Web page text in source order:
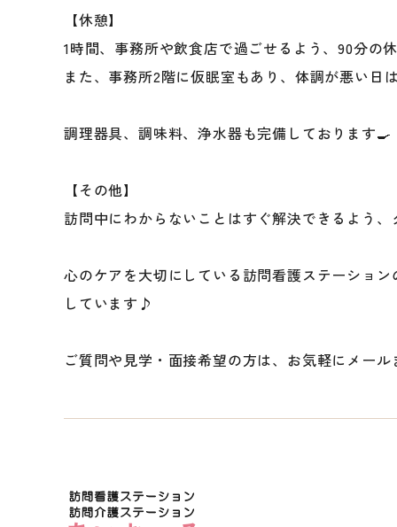
【休憩】
1時間、事務所や飲食店で過ごせるよう、90分の
また、事務所2階に仮眠室もあり、体調が悪い
調理器具、調味料、浄水器も完備しております🍳
【その他】
訪問中にわからないことはすぐ解決できるよう
心のケアを大切にしている訪問看護ステーショ
しています♪
ご質問や見学・面接希望の方は、お気軽にメー